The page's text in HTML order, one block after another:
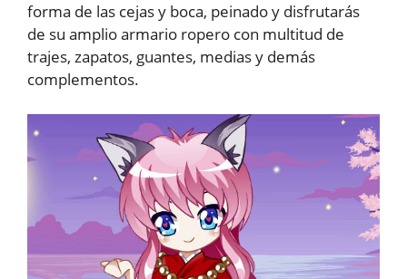
forma de las cejas y boca, peinado y disfrutarás
de su amplio armario ropero con multitud de
trajes, zapatos, guantes, medias y demás
complementos.